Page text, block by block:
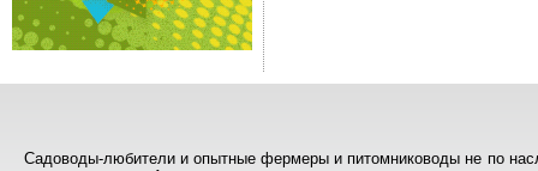
Садоводы-любители и опытные фермеры и питомниководы не по